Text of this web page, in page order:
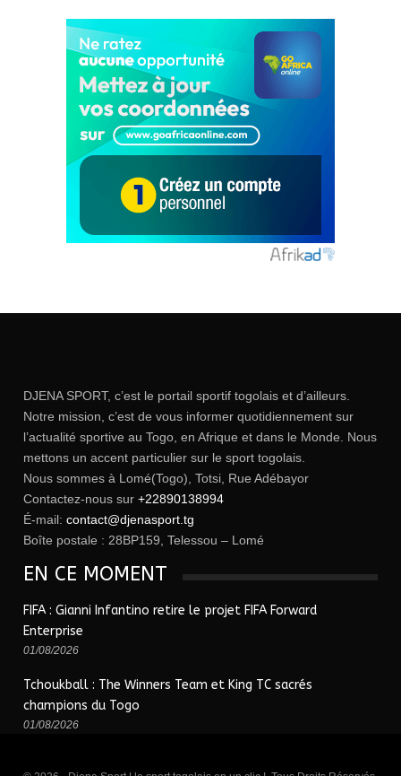
DJENA SPORT, c’est le portail sportif togolais et d’ailleurs.
Notre mission, c’est de vous informer quotidiennement sur
l’actualité sportive au Togo, en Afrique et dans le Monde. Nous
mettons un accent particulier sur le sport togolais.
Nous sommes à Lomé(Togo), Totsi, Rue Adébayor
Contactez-nous sur +22890138994
É-mail: contact@djenasport.tg
Boîte postale : 28BP159, Telessou – Lomé
EN CE MOMENT
FIFA : Gianni Infantino retire le projet FIFA Forward
Enterprise
01/08/2026
Tchoukball : The Winners Team et King TC sacrés
champions du Togo
01/08/2026